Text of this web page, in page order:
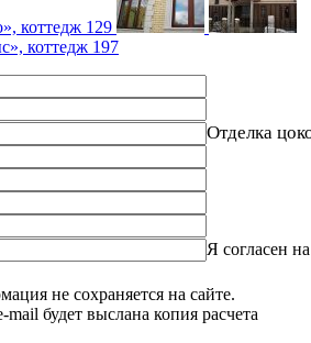
коттедж 129
коттедж 197
Отделка
Я согласен
не сохраняется на сайте.
будет выслана копия расчета